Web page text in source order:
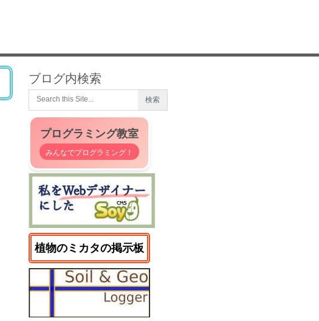
ブログ内検索
プログラミング教室
みんなでプログラミング！
植物のミカタの掲示板